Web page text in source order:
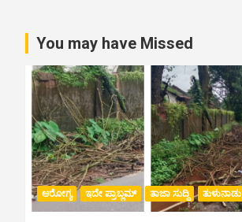
You may have Missed
ಆರೋಗ್ಯ ಇದೇ ಪ್ರಾಬ್ಲಮ್ ತಾಜಾ ಸುದ್ದಿ ತುಳುನಾಡು